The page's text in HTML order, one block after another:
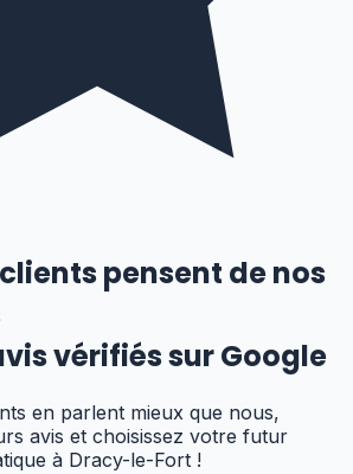
pensent de nos
vérifiés sur Google
en parlent mieux que nous,
avis et choisissez votre futur
à Dracy-le-Fort !